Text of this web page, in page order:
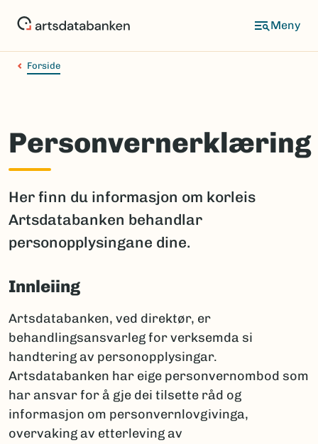
Forside
Personvernerklæring
Her finn du informasjon om korleis
Artsdatabanken behandlar
personopplysingane dine.
Innleiing
Artsdatabanken, ved direktør, er
behandlingsansvarleg for verksemda si
handtering av personopplysingar.
Artsdatabanken har eige personvernombod som
har ansvar for å gje dei tilsette råd og
informasjon om personvernlovgivinga,
overvaking av etterleving av